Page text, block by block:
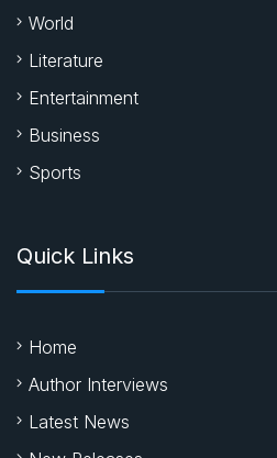
World
Literature
Entertainment
Business
Sports
Quick Links
Home
Author Interviews
Latest News